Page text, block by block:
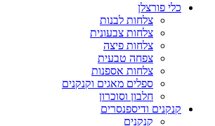
כלי פורצלן
צלחות לבנות
צלחות צבעונית
צלחות פיצה
צפחה טבעית
צלחות אספנות
ספלים מאגים וקנקנים
חלבון וסוכרון
קנקנים ודיספנסרים
קנקנים